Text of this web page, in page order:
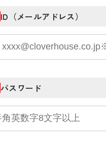
ID（メールアドレス）
パスワード